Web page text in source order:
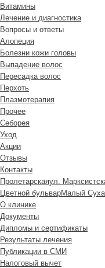
Витамины
Лечение и диагностика
Вопросы и ответы
Алопеция
Болезни кожи головы
Выпадение волос
Пересадка волос
Перхоть
Плазмотерапия
Прочее
Себорея
Уход
Акции
Отзывы
Контакты
Пролетарскаяул.
Цветной бульварМалый
О клинике
Документы
Дипломы и сертификаты
Результаты лечения
Публикации в СМИ
Налоговый вычет